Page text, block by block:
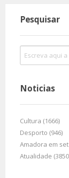
Pesquisar
Noticias
Cultura (1666)
Desporto (946)
Amadora em set
Atualidade